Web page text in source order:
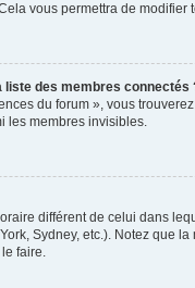
vous permettra de
liste des membres connectés
du forum », vous trouverez
les membres invisibles.
différent de celui dans
Sydney, etc.). Notez que
le faire.